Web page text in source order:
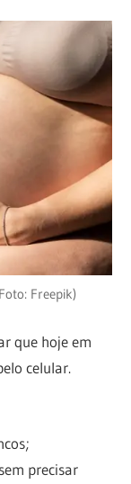
Freepik)
que hoje em
celular.
precisar